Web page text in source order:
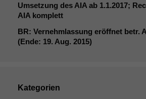
Umsetzung des AIA ab 1.1.2017;
AIA komplett
BR: Vernehmlassung eröffnet betr.
(Ende: 19. Aug. 2015)
Kategorien